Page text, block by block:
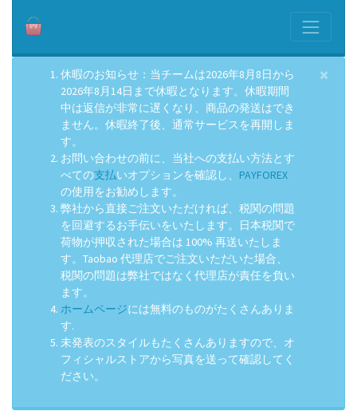
休暇のお知らせ：当チームは2026年8月8日から
2026年8月14日まで休暇となります。休暇期間
中は返信が非常に遅くなり、商品の発送はでき
ません。休暇終了後、通常サービスを再開しま
す。
お問い合わせの前に、当社への支払い方法とす
べての支払いオプションを確認し、 PAYFOREX
の使用をお勧めします。
弊社から直接ご注文いただければ、税関の問題
を回避するお手伝いをいたします。日本税関で
荷物が押収された場合は 100% 再送いたしま
す。Taobao 代理店でご注文いただいた場合、
税関の問題は弊社ではなく代理店が責任を負い
ます。
ホームページには無料のものがたくさんありま
す.
未発表のスタイルもたくさんありますので、オ
フィシャルストアから写真を送って確認してく
ださい。
×